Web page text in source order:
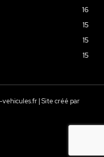
16
15
15
15
| Site créé par